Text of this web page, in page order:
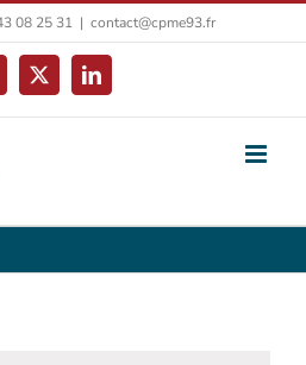
08 25 31 | contact@cpme93.fr
X LinkedIn